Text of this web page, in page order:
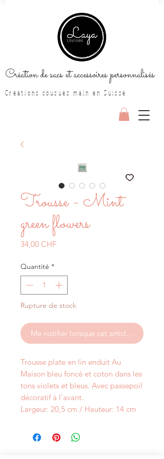
Création de sacs et accessoires personnalisés
Créations cousues main en Suisse
Trousse - Mint
green flowers
34,00 CHFPrix
Quantité *
Rupture de stock
Me notifier lorsque cet article est
Trousse plate en lin enduit Au
Maison bleu foncé et coton dans les
tons violets et bleus. Avec passepoil
décoratif à l’avant.
Largeur: 20,5 cm / Hauteur: 14 cm